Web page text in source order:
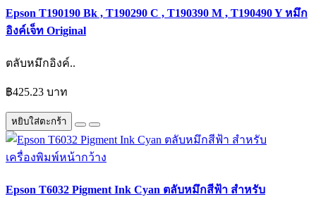
Epson T190190 Bk , T190290 C , T190390 M , T190490 Y หมึก
อิงค์เจ็ท Original
ตลับหมึกอิงค์..
฿425.23 บาท
หยิบใส่ตะกร้า
Epson T6032 Pigment Ink Cyan ตลับหมึกสีฟ้า สำหรับ